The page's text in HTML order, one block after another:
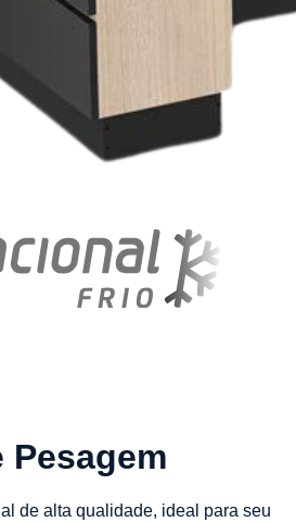
Pesagem
de alta qualidade, ideal para seu